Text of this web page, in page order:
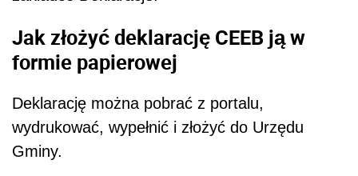
Jak złożyć deklarację CEEB ją w
formie papierowej
Deklarację można pobrać z portalu,
wydrukować, wypełnić i złożyć do Urzędu
Gminy.